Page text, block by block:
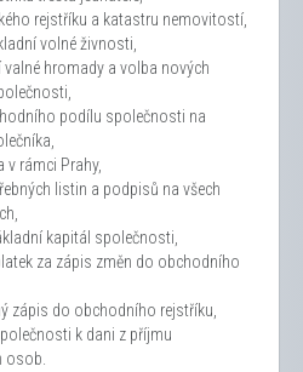
rejstříku a katastru nemovitostí,
volné živnosti,
hromady a volba nových
podílu společnosti na
v rámci Prahy,
listin a podpisů na všech
kapitál společnosti,
za zápis změn do obchodního
zápis do obchodního rejstříku,
k dani z příjmu
osob.